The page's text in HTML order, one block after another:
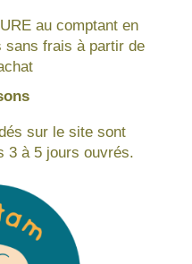
au comptant en
sans frais à partir de
sur le site sont
3 à 5 jours ouvrés.